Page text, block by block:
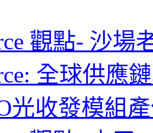
觀點- 沙場
全球供應
光收發模組